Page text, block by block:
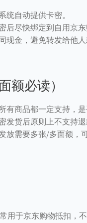
统自动提供卡密。
后尽快绑定到自用京
现金，避免转发给他
额必读）
有商品都一定支持，
发货后原则上不支持
放需要多张/多面额，
用于京东购物抵扣，